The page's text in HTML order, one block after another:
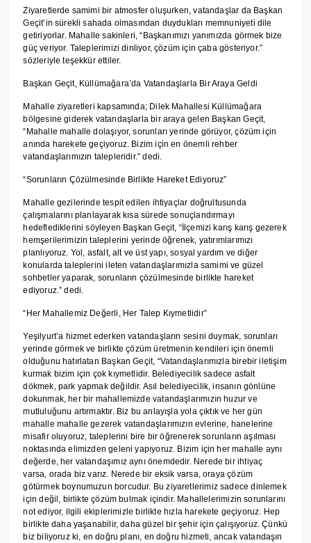
Ziyaretlerde samimi bir atmosfer oluşurken, vatandaşlar da Başkan
Geçit’in sürekli sahada olmasından duydukları memnuniyeti dile
getiriyorlar. Mahalle sakinleri, “Başkanımızı yanımızda görmek bize
güç veriyor. Taleplerimizi dinliyor, çözüm için çaba gösteriyor.”
sözleriyle teşekkür ettiler.
Başkan Geçit, Küllümağara’da Vatandaşlarla Bir Araya Geldi
Mahalle ziyaretleri kapsamında; Dilek Mahallesi Küllümağara
bölgesine giderek vatandaşlarla bir araya gelen Başkan Geçit,
“Mahalle mahalle dolaşıyor, sorunları yerinde görüyor, çözüm için
anında harekete geçiyoruz. Bizim için en önemli rehber
vatandaşlarımızın talepleridir.” dedi.
“Sorunların Çözülmesinde Birlikte Hareket Ediyoruz”
Mahalle gezilerinde tespit edilen ihtiyaçlar doğrultusunda
çalışmalarını planlayarak kısa sürede sonuçlandırmayı
hedeflediklerini söyleyen Başkan Geçit, “İlçemizi karış karış gezerek
hemşerilerimizin taleplerini yerinde öğrenek, yatırımlarımızı
planlıyoruz. Yol, asfalt, alt ve üst yapı, sosyal yardım ve diğer
konularda taleplerini ileten vatandaşlarımızla samimi ve güzel
sohbetler yaparak, sorunların çözülmesinde birlikte hareket
ediyoruz.” dedi.
“Her Mahallemiz Değerli, Her Talep Kıymetlidir”
Yeşilyurt’a hizmet ederken vatandaşların sesini duymak, sorunları
yerinde görmek ve birlikte çözüm üretmenin kendileri için önemli
olduğunu hatırlatan Başkan Geçit, “Vatandaşlarımızla birebir iletişim
kurmak bizim için çok kıymetlidir. Belediyecilik sadece asfalt
dökmek, park yapmak değildir. Asıl belediyecilik, insanın gönlüne
dokunmak, her bir mahallemizde vatandaşlarımızın huzur ve
mutluluğunu artırmaktır. Biz bu anlayışla yola çıktık ve her gün
mahalle mahalle gezerek vatandaşlarımızın evlerine, hanelerine
misafir oluyoruz, taleplerini bire bir öğrenerek sorunların aşılması
noktasında elimizden geleni yapıyoruz. Bizim için her mahalle aynı
değerde, her vatandaşımız aynı önemdedir. Nerede bir ihtiyaç
varsa, orada biz varız. Nerede bir eksik varsa, oraya çözüm
götürmek boynumuzun borcudur. Bu ziyaretlerimiz sadece dinlemek
için değil, birlikte çözüm bulmak içindir. Mahallelerimizin sorunlarını
not ediyor, ilgili ekiplerimizle birlikte hızla harekete geçiyoruz. Hep
birlikte daha yaşanabilir, daha güzel bir şehir için çalışıyoruz. Çünkü
biz biliyoruz ki, en doğru planı, en doğru hizmeti, ancak vatandaşın